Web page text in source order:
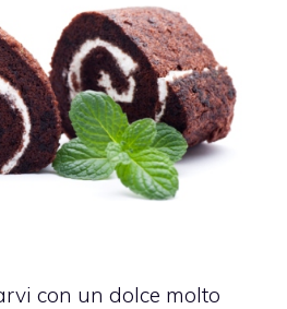
con un dolce molto